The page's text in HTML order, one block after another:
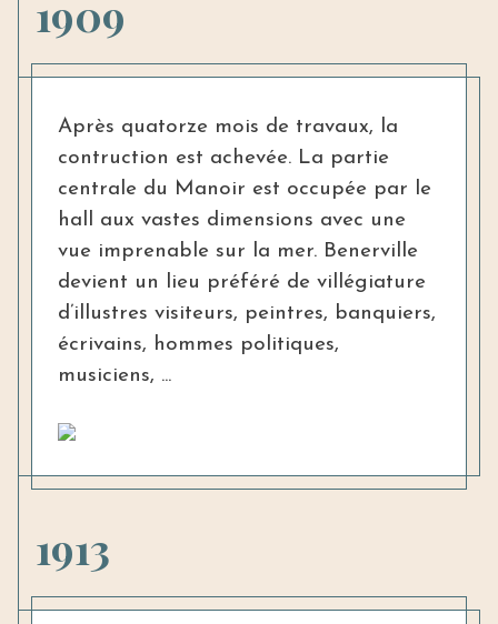
1909
Après quatorze mois de travaux, la
contruction est achevée. La partie
centrale du Manoir est occupée par le
hall aux vastes dimensions avec une
vue imprenable sur la mer. Benerville
devient un lieu préféré de villégiature
d’illustres visiteurs, peintres, banquiers,
écrivains, hommes politiques,
musiciens, ...
1913